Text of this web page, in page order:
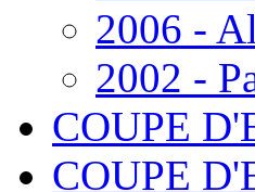
2006 -
2002 -
COUPE
COUPE